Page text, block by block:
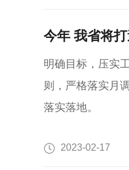
今年 我省将
明确目标，压实
则，严格落实月
落实落地。
2023-02-17